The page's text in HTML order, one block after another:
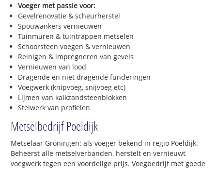
Voeger met passie voor:
Gevelrenovatie & scheurherstel
Spouwankers vernieuwen
Tuinmuren & tuintrappen metselen
Schoorsteen voegen & vernieuwen
Reinigen & impregneren van gevels
Vernieuwen van lood
Dragende en niet dragende funderingen
Voegwerk (knipvoeg, snijvoeg etc)
Lijmen van kalkzandsteenblokken
Stelwerk van profielen
Metselbedrijf Poeldijk
Metselaar Groningen: als voeger bekend in regio Poeldijk.
Beheerst alle metselverbanden, herstelt en vernieuwt
voegwerk tegen een voordelige prijs. Voegbedrijf met goede